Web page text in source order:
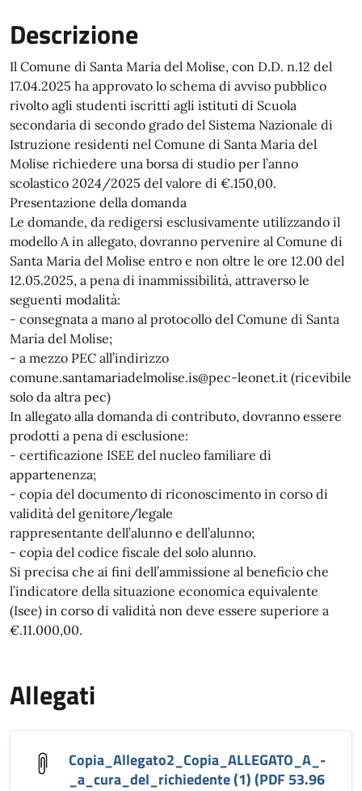
Descrizione
Il Comune di Santa Maria del Molise, con D.D. n.12 del
17.04.2025 ha approvato lo schema di avviso pubblico
rivolto agli studenti iscritti agli istituti di Scuola
secondaria di secondo grado del Sistema Nazionale di
Istruzione residenti nel Comune di Santa Maria del
Molise richiedere una borsa di studio per l’anno
scolastico 2024/2025 del valore di €.150,00.
Presentazione della domanda
Le domande, da redigersi esclusivamente utilizzando il
modello A in allegato, dovranno pervenire al Comune di
Santa Maria del Molise entro e non oltre le ore 12.00 del
12.05.2025, a pena di inammissibilità, attraverso le
seguenti modalità:
- consegnata a mano al protocollo del Comune di Santa
Maria del Molise;
- a mezzo PEC all’indirizzo
comune.santamariadelmolise.is@pec-leonet.it (ricevibile
solo da altra pec)
In allegato alla domanda di contributo, dovranno essere
prodotti a pena di esclusione:
- certificazione ISEE del nucleo familiare di
appartenenza;
- copia del documento di riconoscimento in corso di
validità del genitore/legale
rappresentante dell’alunno e dell’alunno;
- copia del codice fiscale del solo alunno.
Si precisa che ai fini dell’ammissione al beneficio che
l’indicatore della situazione economica equivalente
(Isee) in corso di validità non deve essere superiore a
€.11.000,00.
Allegati
Copia_Allegato2_Copia_ALLEGATO_A_-
_a_cura_del_richiedente (1) (PDF 53.96